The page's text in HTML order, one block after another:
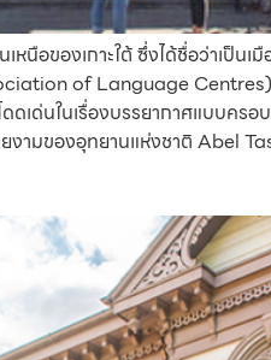
อของเกาะใต้ ซึ่งได้ชื่อว่าเป็น
of Language
ด่นในเรื่องบรรยากาศแบบคร
งามของอุทยานแห่งชาติ Abel